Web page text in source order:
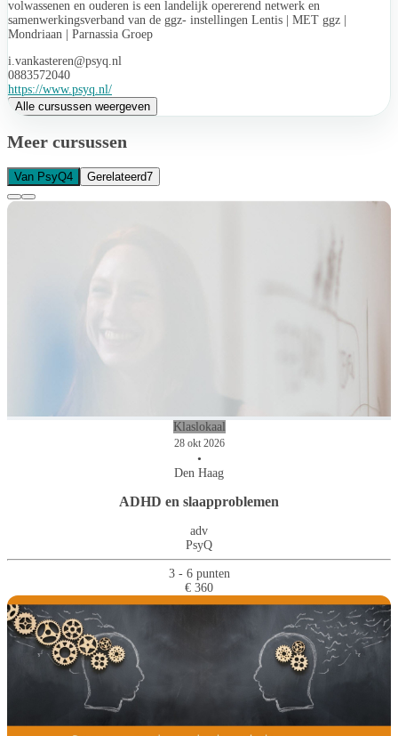
volwassenen en ouderen is een landelijk opererend netwerk en
samenwerkingsverband van de ggz- instellingen Lentis | MET ggz |
Mondriaan | Parnassia Groep
i.vankasteren@psyq.nl
0883572040
https://www.psyq.nl/
Alle cursussen weergeven
Meer cursussen
Van PsyQ4 Gerelateerd7
Klaslokaal
28 okt 2026
•
Den Haag
ADHD en slaapproblemen
adv
PsyQ
3 - 6 punten
€ 360